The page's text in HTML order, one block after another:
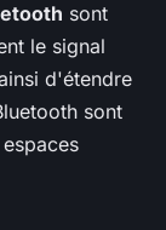
sont
le signal
d'étendre
sont